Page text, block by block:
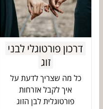
דרכון פורטוגלי לבני
זוג
כל מה שצריך לדעת על
איך לקבל אזרחות
פורטוגלית לבן הזוג